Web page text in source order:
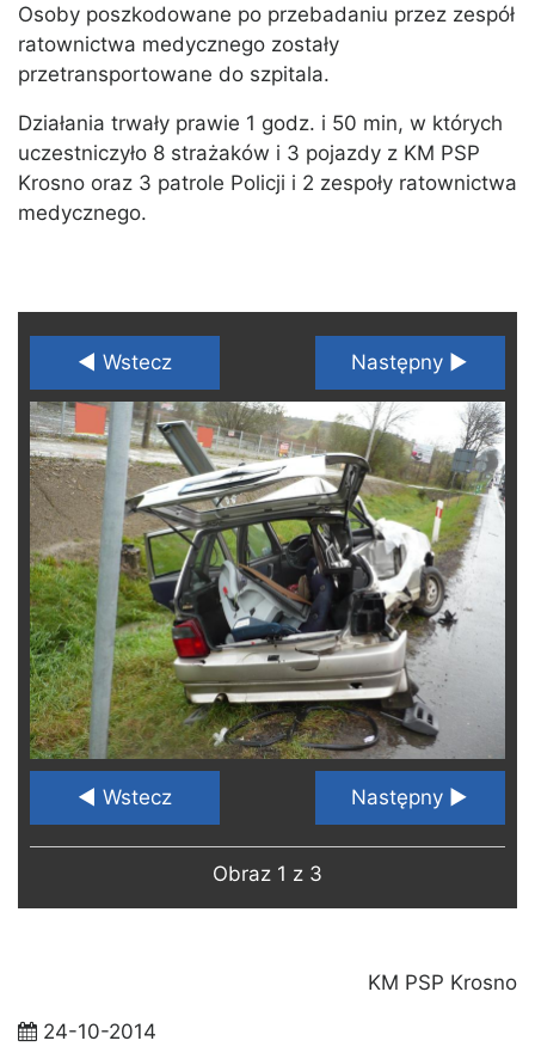
Osoby poszkodowane po przebadaniu przez zespół
ratownictwa medycznego zostały
przetransportowane do szpitala.
Działania trwały prawie 1 godz. i 50 min, w których
uczestniczyło 8 strażaków i 3 pojazdy z KM PSP
Krosno oraz 3 patrole Policji i 2 zespoły ratownictwa
medycznego.
◄ Wstecz Następny ►
◄ Wstecz Następny ►
Obraz 1 z 3
KM PSP Krosno
24-10-2014